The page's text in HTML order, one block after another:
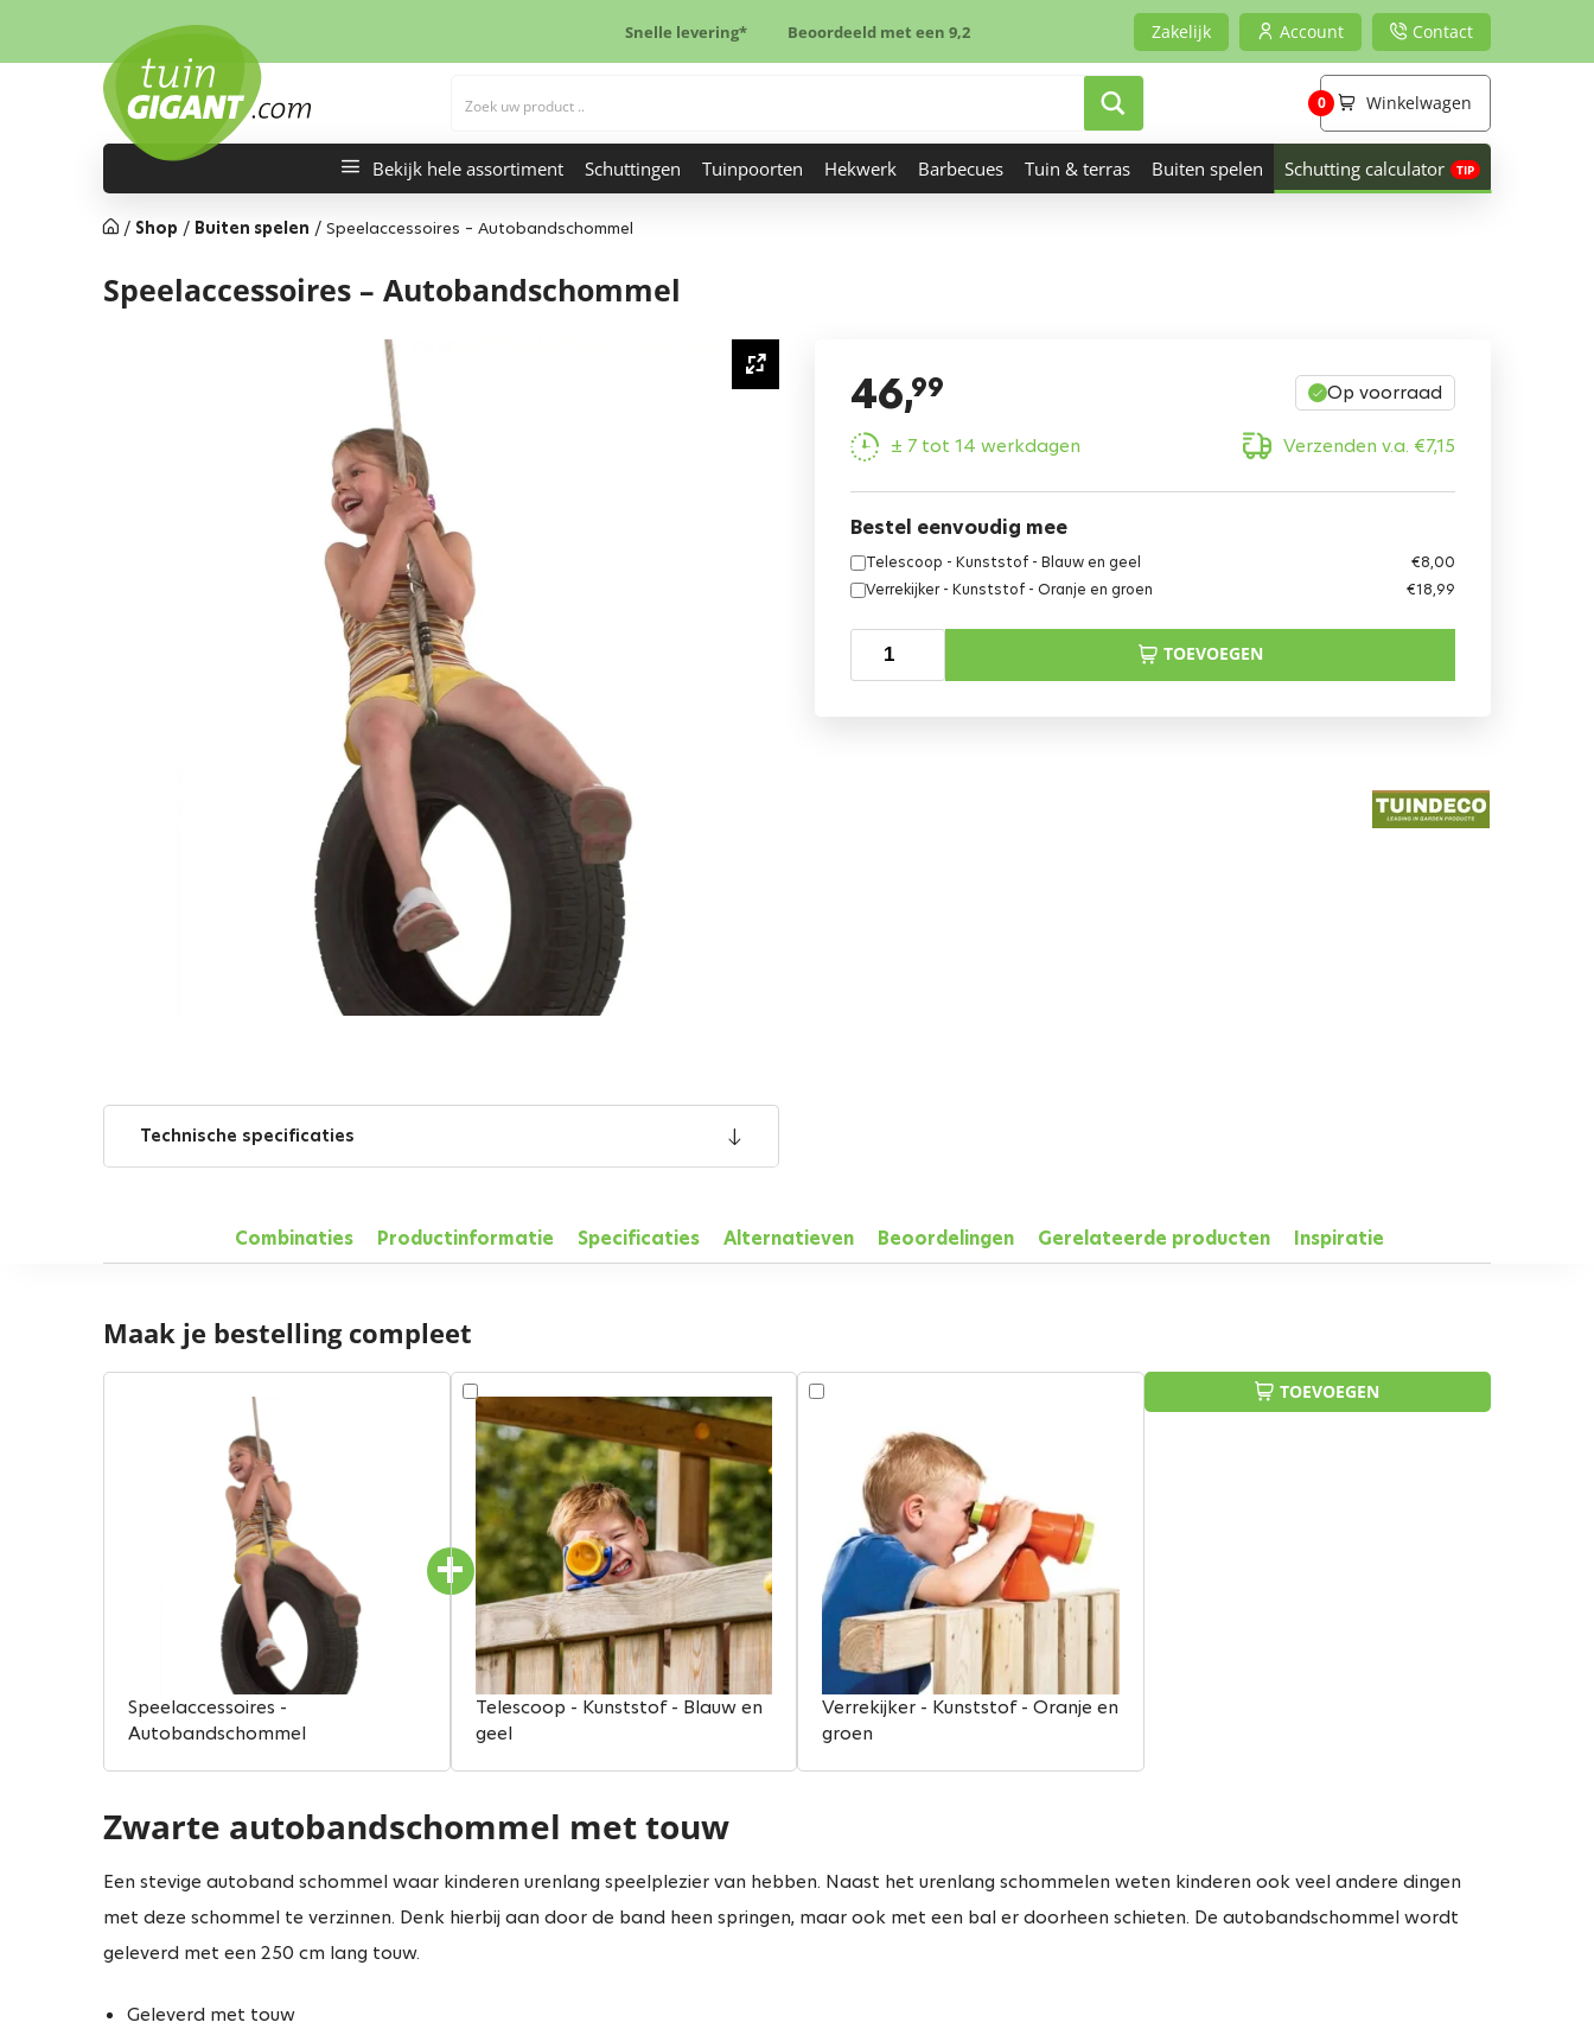
Snelle levering* Beoordeeld met een 9,2 Zakelijk Account Contact
Winkelwagen
0
Bekijk hele assortiment Schuttingen Tuinpoorten Hekwerk Barbecues Tuin & terras Buiten spelen Schutting calculator
/ Shop / Buiten spelen / Speelaccessoires – Autobandschommel
Speelaccessoires – Autobandschommel
Technische specificaties
46,99 Op voorraad
± 7 tot 14 werkdagen Verzenden v.a. €7,15
Bestel eenvoudig mee
Telescoop - Kunststof - Blauw en geel €8,00
Verrekijker - Kunststof - Oranje en groen
€18,99
TOEVOEGEN
Combinaties Productinformatie Specificaties Alternatieven Beoordelingen Gerelateerde producten Inspiratie
Maak je bestelling compleet
Speelaccessoires -
Autobandschommel
Telescoop - Kunststof - Blauw en
geel
Verrekijker - Kunststof - Oranje en
groen
TOEVOEGEN
Zwarte autobandschommel met touw
Een stevige autoband schommel waar kinderen urenlang speelplezier van hebben. Naast het urenlang schommelen weten kinderen ook veel andere dingen
met deze schommel te verzinnen. Denk hierbij aan door de band heen springen, maar ook met een bal er doorheen schieten. De autobandschommel wordt
geleverd met een 250 cm lang touw.
Geleverd met touw